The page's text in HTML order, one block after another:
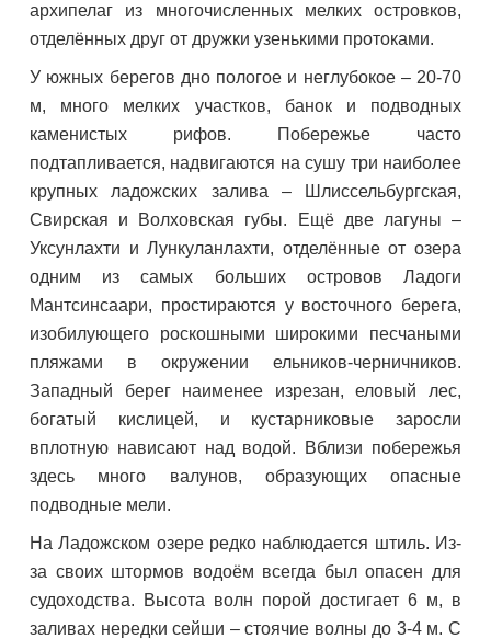
архипелаг из многочисленных мелких островков,
отделённых друг от дружки узенькими протоками.
У южных берегов дно пологое и неглубокое – 20-70
м, много мелких участков, банок и подводных
каменистых рифов. Побережье часто
подтапливается, надвигаются на сушу три наиболее
крупных ладожских залива – Шлиссельбургская,
Свирская и Волховская губы. Ещё две лагуны –
Уксунлахти и Лункуланлахти, отделённые от озера
одним из самых больших островов Ладоги
Мантсинсаари, простираются у восточного берега,
изобилующего роскошными широкими песчаными
пляжами в окружении ельников-черничников.
Западный берег наименее изрезан, еловый лес,
богатый кислицей, и кустарниковые заросли
вплотную нависают над водой. Вблизи побережья
здесь много валунов, образующих опасные
подводные мели.
На Ладожском озере редко наблюдается штиль. Из-
за своих штормов водоём всегда был опасен для
судоходства. Высота волн порой достигает 6 м, в
заливах нередки сейши – стоячие волны до 3-4 м. С